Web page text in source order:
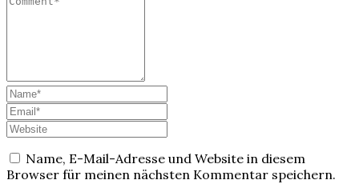
Name, E-Mail-Adresse und Website in diesem
Browser für meinen nächsten Kommentar speichern.